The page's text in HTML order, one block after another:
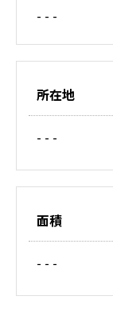
- - -
所在地
- - -
面積
- - -